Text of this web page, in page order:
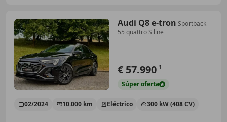
Audi Q8 e-tron Sportback
55 quattro S line
€ 57.990 1
Súperoferta
02/2024 10.000 km Eléctrico 300 kW (408 CV)